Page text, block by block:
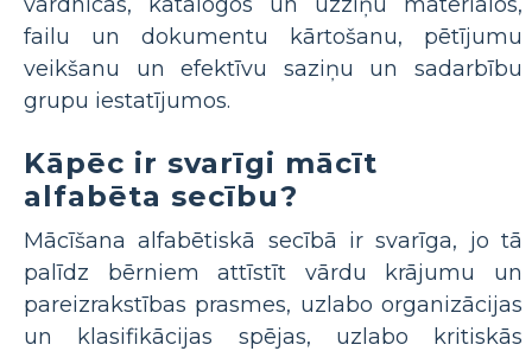
failu un dokumentu kārtošanu, pētījumu
veikšanu un efektīvu saziņu un sadarbību
grupu iestatījumos.
Kāpēc ir svarīgi mācīt
alfabēta secību?
Mācīšana alfabētiskā secībā ir svarīga, jo tā
palīdz bērniem attīstīt vārdu krājumu un
pareizrakstības prasmes, uzlabo organizācijas
un klasifikācijas spējas, uzlabo kritiskās